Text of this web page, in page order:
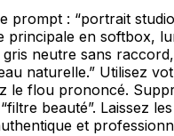
prompt : “portrait
principale en softbox,
neutre sans
naturelle.” Utilisez
le flou prononcé.
beauté”. Laissez
et